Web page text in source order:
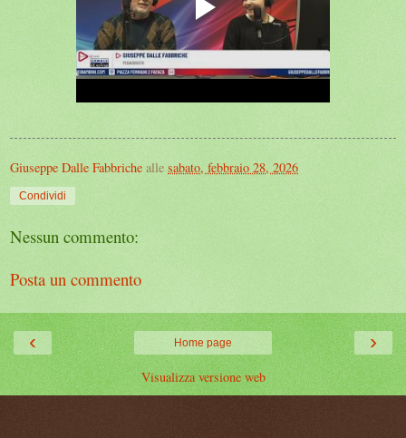
Giuseppe Dalle Fabbriche alle sabato, febbraio 28, 2026
Condividi
Nessun commento:
Posta un commento
‹ ›
Home page
Visualizza versione web